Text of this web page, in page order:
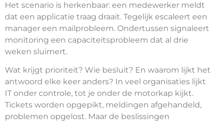
Het scenario is herkenbaar: een medewerker meldt
dat een applicatie traag draait. Tegelijk escaleert een
manager een mailprobleem. Ondertussen signaleert
monitoring een capaciteitsprobleem dat al drie
weken sluimert.
Wat krijgt prioriteit? Wie besluit? En waarom lijkt het
antwoord elke keer anders? In veel organisaties lijkt
IT onder controle, tot je onder de motorkap kijkt.
Tickets worden opgepikt, meldingen afgehandeld,
problemen opgelost. Maar de beslissingen